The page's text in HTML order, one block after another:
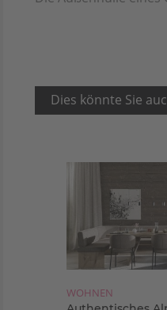
Dies könnte Sie
WOHNEN